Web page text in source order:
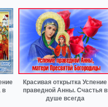
в
Красивая открытка Успение
праведной Анны. Счастья в
душе всегда